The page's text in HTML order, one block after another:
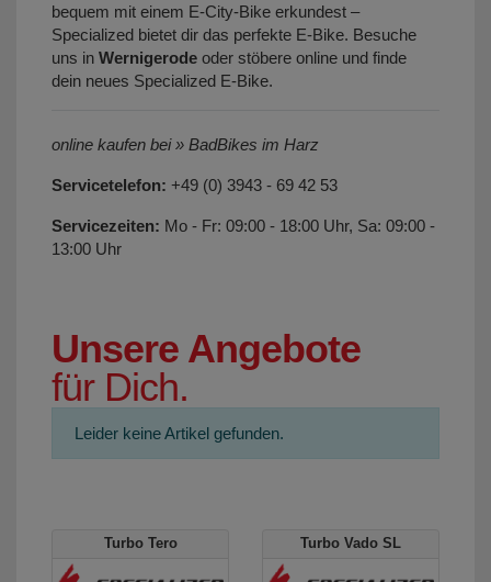
bequem mit einem E-City-Bike erkundest –
Specialized bietet dir das perfekte E-Bike. Besuche
uns in Wernigerode oder stöbere online und finde
dein neues Specialized E-Bike.
online kaufen bei » BadBikes im Harz
Servicetelefon: +49 (0) 3943 - 69 42 53
Servicezeiten: Mo - Fr: 09:00 - 18:00 Uhr, Sa: 09:00 -
13:00 Uhr
Unsere Angebote
für Dich.
Leider keine Artikel gefunden.
Turbo Tero Turbo Vado SL